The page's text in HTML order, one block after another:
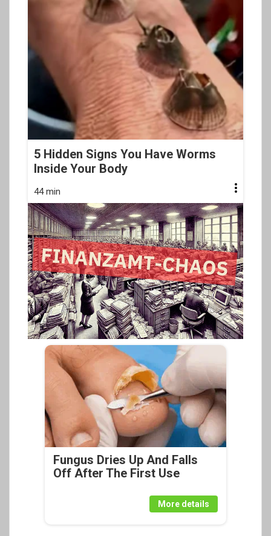
5 Hidden Signs You Have Worms
Inside Your Body
44 min
Fungus Dries Up And Falls
Off After The First Use
More details